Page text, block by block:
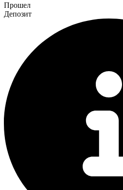
Прошел
Депозит